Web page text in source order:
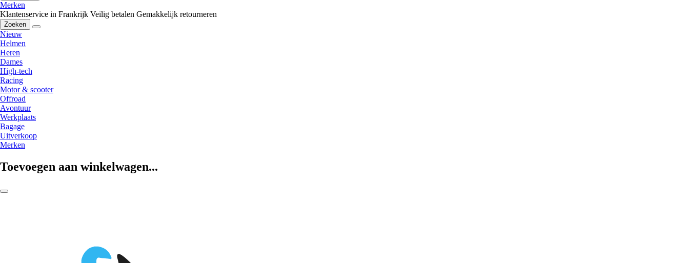
Merken
Klantenservice in Frankrijk Veilig betalen Gemakkelijk retourneren
Zoeken
Nieuw
Helmen
Heren
Dames
High-tech
Racing
Motor & scooter
Offroad
Avontuur
Werkplaats
Bagage
Uitverkoop
Merken
Toevoegen aan winkelwagen...